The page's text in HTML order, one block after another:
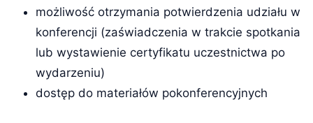
możliwość otrzymania potwierdzenia udziału w
konferencji (zaświadczenia w trakcie spotkania
lub wystawienie certyfikatu uczestnictwa po
wydarzeniu)
dostęp do materiałów pokonferencyjnych